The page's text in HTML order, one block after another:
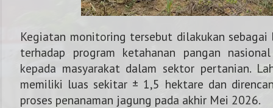
Kegiatan monitoring tersebut dilakukan sebagai
terhadap program ketahanan pangan
kepada masyarakat dalam sektor pertanian.
memiliki luas sekitar ± 1,5 hektare dan
proses penanaman jagung pada akhir Mei 2026.
NOMOR